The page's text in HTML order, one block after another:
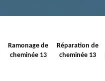
Ramonage de
cheminée 13
Réparation de
cheminée 13